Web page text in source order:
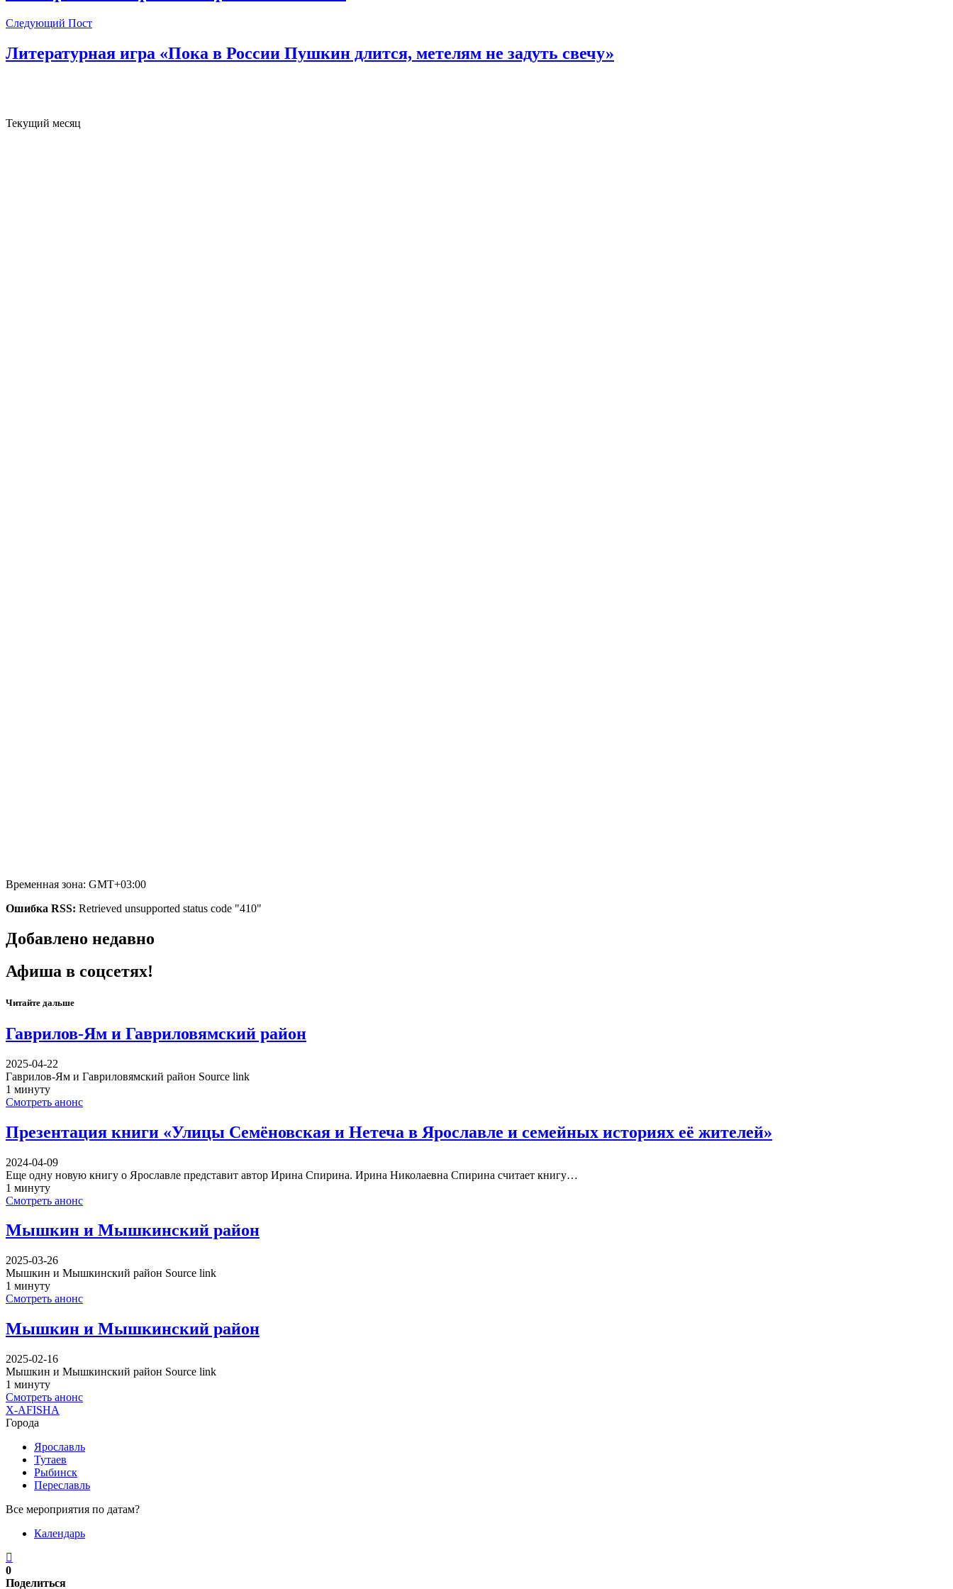
Следующий Пост
Литературная игра «Пока в России Пушкин длится, метелям не задуть свечу»
Текущий месяц
Временная зона: GMT+03:00
Ошибка RSS: Retrieved unsupported status code "410"
Добавлено недавно
Афиша в соцсетях!
Читайте дальше
Гаврилов-Ям и Гавриловямский район
2025-04-22
Гаврилов-Ям и Гавриловямский район Source link
1 минуту
Смотреть анонс
Презентация книги «Улицы Семёновская и Нетеча в Ярославле и семейных историях её жителей»
2024-04-09
Еще одну новую книгу о Ярославле представит автор Ирина Спирина. Ирина Николаевна Спирина считает книгу…
1 минуту
Смотреть анонс
Мышкин и Мышкинский район
2025-03-26
Мышкин и Мышкинский район Source link
1 минуту
Смотреть анонс
Мышкин и Мышкинский район
2025-02-16
Мышкин и Мышкинский район Source link
1 минуту
Смотреть анонс
X-AFISHA
Города
Ярославль
Тутаев
Рыбинск
Переславль
Все мероприятия по датам?
Календарь
0
Поделиться